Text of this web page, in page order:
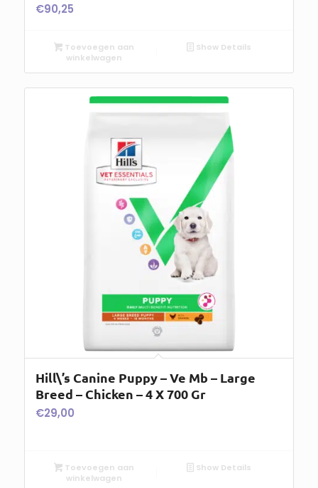
€90,25
Toevoegen aan
winkelwagen
Show Details
Hill\’s Canine Puppy – Ve Mb – Large
Breed – Chicken – 4 X 700 Gr
€29,00
Toevoegen aan
winkelwagen
Show Details